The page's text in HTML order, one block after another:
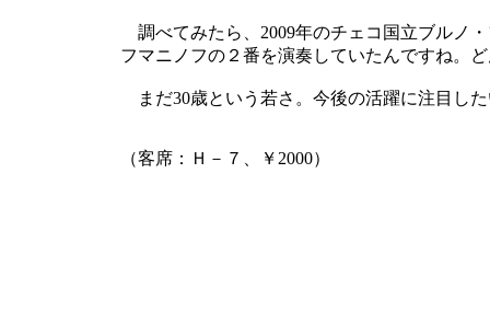
調べてみたら、2009年のチェコ国立ブルノ
フマニノフの２番を演奏していたんですね。
まだ30歳という若さ。今後の活躍に注目し
（客席：Ｈ－７、￥2000）